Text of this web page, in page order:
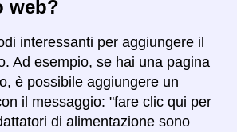
web?
interessanti per aggiungere il
Ad esempio, se hai una pagina
è possibile aggiungere un
il messaggio: "fare clic qui per
di alimentazione sono